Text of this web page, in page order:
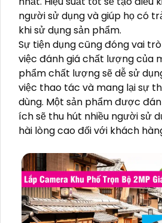
người sử dụng và giúp họ có
khi sử dụng sản phẩm.
Sự tiện dụng cũng đóng vai
việc đánh giá chất lượng của
phẩm chất lượng sẽ dễ sử
việc thao tác và mang lại sự
dùng. Một sản phẩm được
ích sẽ thu hút nhiều người sử
hài lòng cao đối với khách